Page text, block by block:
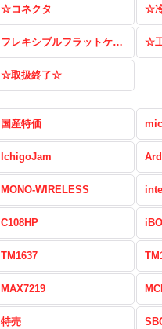
☆コネクタ ☆
フレキシブルフラットケーブル（FFC） ☆
☆取扱終了☆
国産特価
IchigoJam
MONO-WIRELESS
C108HP
TM1637
MAX7219
特売